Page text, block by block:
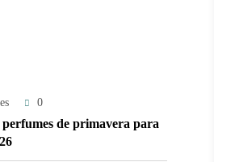
0
perfumes de primavera para